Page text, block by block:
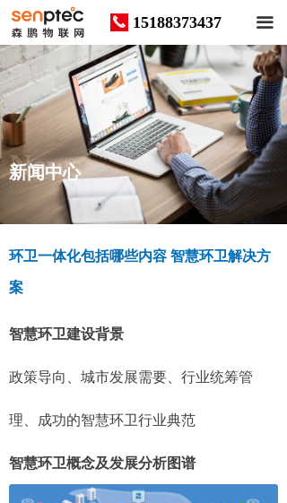
끀
끅 15188373437
环卫一体化包括哪些内容 智慧环卫解决方
案
智慧环卫建设背景
政策导向、城市发展需要、行业统筹管
理、成功的智慧环卫行业典范
智慧环卫概念及发展分析图谱
News
新闻中心